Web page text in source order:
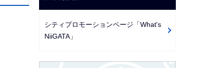
シティプロモーションページ「What's
NiiGATA」